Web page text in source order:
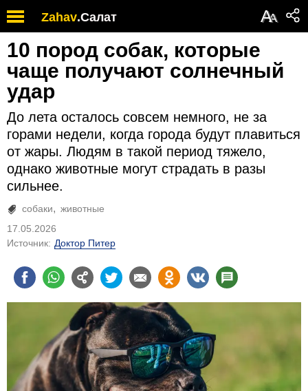
Zahav.Салат АА
10 пород собак, которые
чаще получают солнечный
удар
До лета осталось совсем немного, не за
горами недели, когда города будут плавиться
от жары. Людям в такой период тяжело,
однако животные могут страдать в разы
сильнее.
собаки
животные
17.05.2026
Источник: Доктор Питер